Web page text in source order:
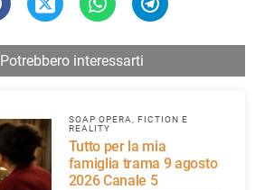
Potrebbero interessarti
SOAP OPERA, FICTION E
REALITY
Tutto per la mia
famiglia trama 9 agosto
2026 Canale 5